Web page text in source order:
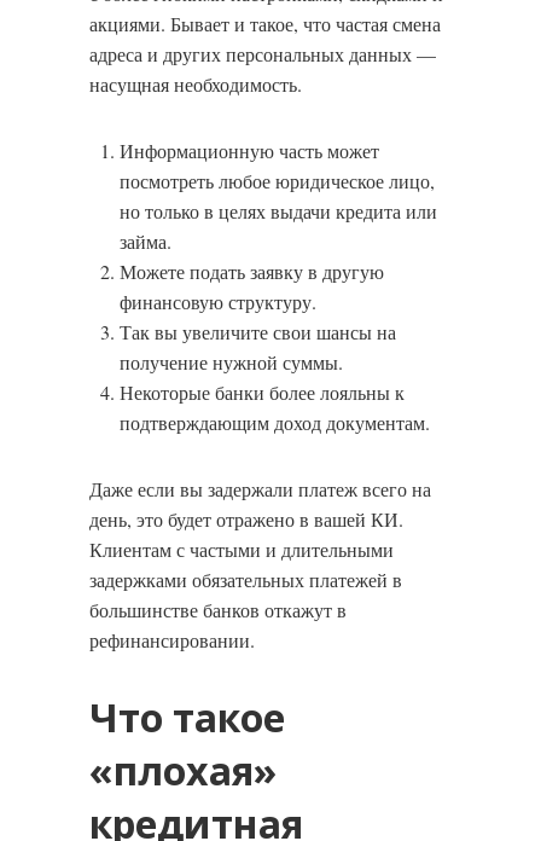
акциями. Бывает и такое, что частая смена
адреса и других персональных данных —
насущная необходимость.
Информационную часть может
посмотреть любое юридическое лицо,
но только в целях выдачи кредита или
займа.
Можете подать заявку в другую
финансовую структуру.
Так вы увеличите свои шансы на
получение нужной суммы.
Некоторые банки более лояльны к
подтверждающим доход документам.
Даже если вы задержали платеж всего на
день, это будет отражено в вашей КИ.
Клиентам с частыми и длительными
задержками обязательных платежей в
большинстве банков откажут в
рефинансировании.
Что такое
«плохая»
кредитная